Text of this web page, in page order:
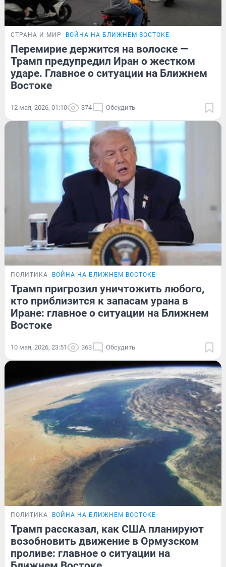
СТРАНА И МИР ВОЙНА НА БЛИЖНЕМ ВОСТОКЕ
Перемирие держится на волоске —
Трамп предупредил Иран о жестком
ударе. Главное о ситуации на Ближнем
Востоке
12 мая, 2026, 01:10 374 Обсудить
ПОЛИТИКА ВОЙНА НА БЛИЖНЕМ ВОСТОКЕ
Трамп пригрозил уничтожить любого,
кто приблизится к запасам урана в
Иране: главное о ситуации на Ближнем
Востоке
10 мая, 2026, 23:51 363 Обсудить
ПОЛИТИКА ВОЙНА НА БЛИЖНЕМ ВОСТОКЕ
Трамп рассказал, как США планируют
возобновить движение в Ормузском
проливе: главное о ситуации на